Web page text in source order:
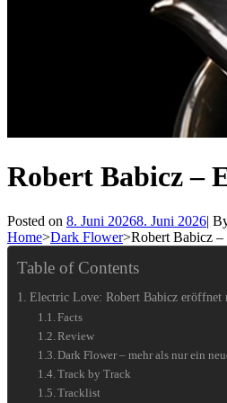
Robert Babicz –
Posted on 8. Juni 20268. Juni 2026|
Home>Dark Flower>Robert Babicz
Table of Contents
Electric Love: Robert Babicz eröffnet
Facts
Review
Dark Flower – mehr als nur ein
Track by Track
Tracklist